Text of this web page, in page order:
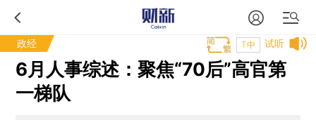
政经 试听
T中
6月人事综述：聚焦“70后”高官第
一梯队